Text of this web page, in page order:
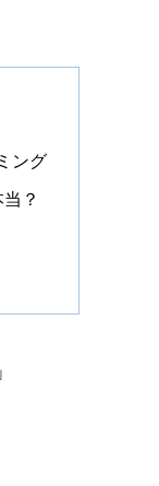
ング
？